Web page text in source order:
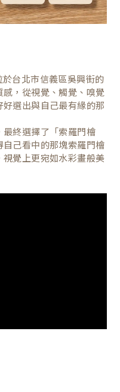
台北市信義區吳興街的
，從視覺、觸覺、嗅覺
選出與自己最有緣的那
終選擇了「索羅門檜
己看中的那塊索羅門檜
覺上更宛如水彩畫般美